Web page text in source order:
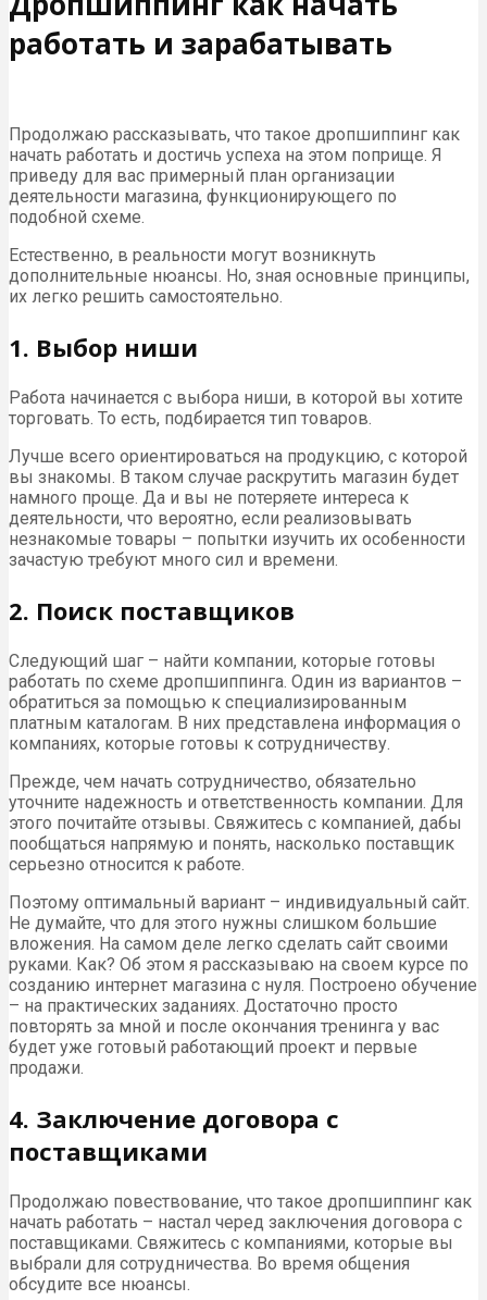
работать и зарабатывать
Продолжаю рассказывать, что такое дропшиппинг как
начать работать и достичь успеха на этом поприще. Я
приведу для вас примерный план организации
деятельности магазина, функционирующего по
подобной схеме.
Естественно, в реальности могут возникнуть
дополнительные нюансы. Но, зная основные принципы,
их легко решить самостоятельно.
1. Выбор ниши
Работа начинается с выбора ниши, в которой вы хотите
торговать. То есть, подбирается тип товаров.
Лучше всего ориентироваться на продукцию, с которой
вы знакомы. В таком случае раскрутить магазин будет
намного проще. Да и вы не потеряете интереса к
деятельности, что вероятно, если реализовывать
незнакомые товары – попытки изучить их особенности
зачастую требуют много сил и времени.
2. Поиск поставщиков
Следующий шаг – найти компании, которые готовы
работать по схеме дропшиппинга. Один из вариантов –
обратиться за помощью к специализированным
платным каталогам. В них представлена информация о
компаниях, которые готовы к сотрудничеству.
Прежде, чем начать сотрудничество, обязательно
уточните надежность и ответственность компании. Для
этого почитайте отзывы. Свяжитесь с компанией, дабы
пообщаться напрямую и понять, насколько поставщик
серьезно относится к работе.
Поэтому оптимальный вариант – индивидуальный сайт.
Не думайте, что для этого нужны слишком большие
вложения. На самом деле легко сделать сайт своими
руками. Как? Об этом я рассказываю на своем курсе по
созданию интернет магазина с нуля. Построено обучение
– на практических заданиях. Достаточно просто
повторять за мной и после окончания тренинга у вас
будет уже готовый работающий проект и первые
продажи.
4. Заключение договора с
поставщиками
Продолжаю повествование, что такое дропшиппинг как
начать работать – настал черед заключения договора с
поставщиками. Свяжитесь с компаниями, которые вы
выбрали для сотрудничества. Во время общения
обсудите все нюансы.